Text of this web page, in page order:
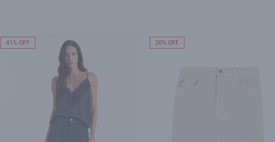
41% OFF 20% OFF